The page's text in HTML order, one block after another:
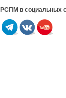
РСПМ в социальных